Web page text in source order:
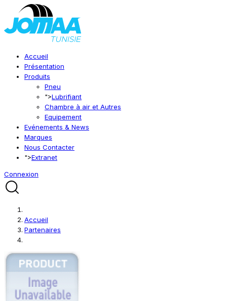
Accueil
Présentation
Produits
Pneu
">Lubrifiant
Chambre à air et Autres
Equipement
Evénements & News
Marques
Nous Contacter
">Extranet
Connexion
Accueil
Partenaires